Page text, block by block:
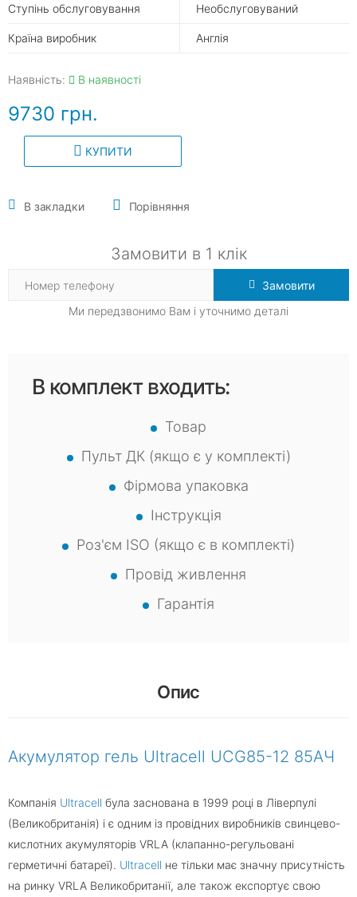
Ступінь обслуговування Необслуговуваний
Країна виробник Англія
Наявність: В наявності
9730 грн.
КУПИТИ
В закладки Порівняння
Замовити в 1 клік
Замовити
Ми передзвонимо Вам і уточнимо деталі
В комплект входить:
Товар
Пульт ДК (якщо є у комплекті)
Фірмова упаковка
Інструкція
Роз'єм ISO (якщо є в комплекті)
Провід живлення
Гарантія
Опис
Акумулятор гель Ultracell UCG85-12 85АЧ
Компанія Ultracell була заснована в 1999 році в Ліверпулі
(Великобританія) і є одним із провідних виробників свинцево-
кислотних акумуляторів VRLA (клапанно-регульовані
герметичні батареї). Ultracell не тільки має значну присутність
на ринку VRLA Великобританії, але також експортує свою